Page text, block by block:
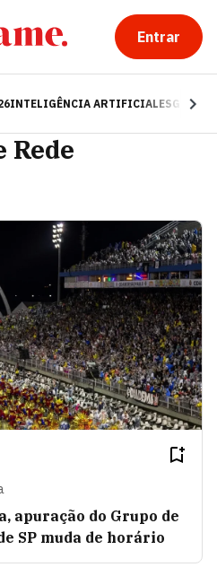
Entrar
INTELIGÊNCIA ARTIFICIALESG
Rede
apuração do Grupo de
SP muda de horário